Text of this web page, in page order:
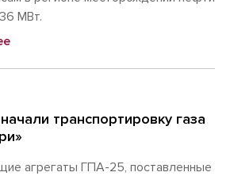
МВт.
транспортировку газа
агрегаты ГПА-25, поставленные